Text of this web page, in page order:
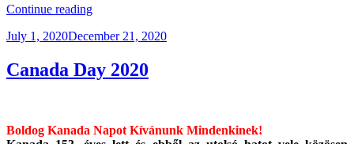
Continue reading“Kanadai
Kóla”
Posted
July 1, 2020December 21, 2020
Canada Day 2020
Boldog Kanada Napot Kívánunk Mindenkinek!